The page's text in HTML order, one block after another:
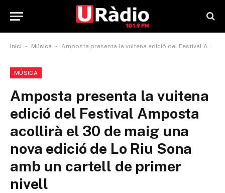
Inici - Música - Amposta presenta la vuitena edició del Festival Amposta acollirà el 30 de maig una nova edició de Lo Riu Sona amb un cartell de primer nivell
MÚSICA
Amposta presenta la vuitena
edició del Festival Amposta
acollirà el 30 de maig una
nova edició de Lo Riu Sona
amb un cartell de primer
nivell